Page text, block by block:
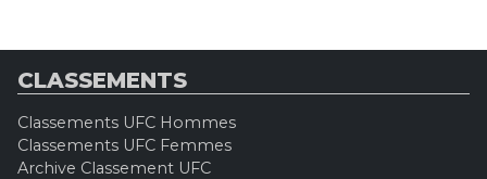
CLASSEMENTS
Classements UFC Hommes
Classements UFC Femmes
Archive Classement UFC